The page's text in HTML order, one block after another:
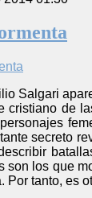
Salgari
cristiano de
secreto
son los que
Por tanto, es